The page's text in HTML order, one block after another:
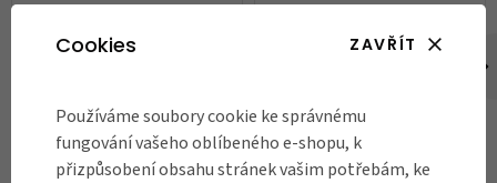
Blikačka Bookman Eclipse
699 Kč
Skladem
Reflexní samolepky na kolo
399 Kč
Skladem
Cookies ZAVŘÍT
Používáme soubory cookie ke správnému
fungování vašeho oblíbeného e-shopu, k
přizpůsobení obsahu stránek vašim potřebám, ke